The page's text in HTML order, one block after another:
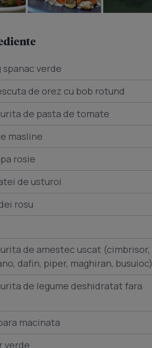
spanac verde
de orez cu bob rotund
de pasta de tomate
masline
rosie
de usturoi
rosu
de amestec uscat (cimbrisor,
dafin, piper, maghiran, busuioc)
de legume deshidratat fara
macinata
verde